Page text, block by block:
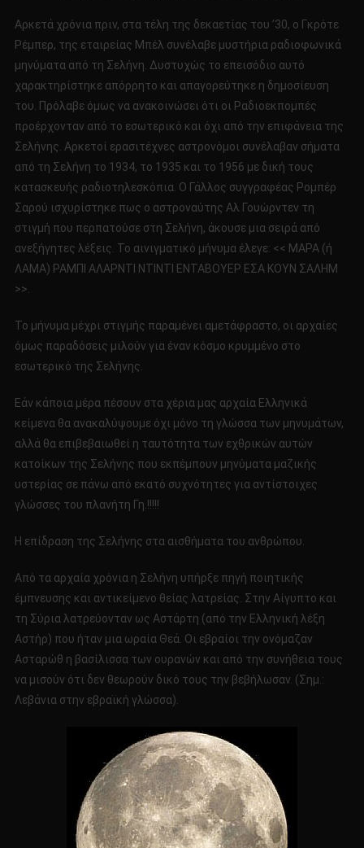
Αρκετά χρόνια πριν, στα τέλη της δεκαετίας του ’30, ο Γκρότε
Ρέμπερ, της εταιρείας Μπέλ συνέλαβε μυστήρια ραδιοφωνικά
μηνύματα από τη Σελήνη. Δυστυχώς το επεισόδιο αυτό
χαρακτηρίστηκε απόρρητο και απαγορεύτηκε η δημοσίευση
του. Πρόλαβε όμως να ανακοινώσει ότι οι Ραδιοεκπομπές
προέρχονταν από το εσωτερικό και όχι από την επιφάνεια της
Σελήνης. Αρκετοί ερασιτέχνες αστρονόμοι συνέλαβαν σήματα
από τη Σελήνη το 1934, το 1935 και το 1956 με δική τους
κατασκευής ραδιοτηλεσκόπια. Ο Γάλλος συγγραφέας Ρομπέρ
Σαρού ισχυρίστηκε πως ο αστροναύτης Αλ Γουώρντεν τη
στιγμή που περπατούσε στη Σελήνη, άκουσε μια σειρά από
ανεξήγητες λέξεις. Το αινιγματικό μήνυμα έλεγε: << ΜΑΡΑ (ή
ΛΑΜΑ) ΡΑΜΠΙ ΑΛΑΡΝΤΙ ΝΤΙΝΤΙ ΕΝΤΑΒΟΥΕΡ ΕΣΑ ΚΟΥΝ ΣΑΛΗΜ
>>.
Το μήνυμα μέχρι στιγμής παραμένει αμετάφραστο, οι αρχαίες
όμως παραδόσεις μιλούν για έναν κόσμο κρυμμένο στο
εσωτερικό της Σελήνης.
Εάν κάποια μέρα πέσουν στα χέρια μας αρχαία Ελληνικά
κείμενα θα ανακαλύψουμε όχι μόνο τη γλώσσα των μηνυμάτων,
αλλά θα επιβεβαιωθεί η ταυτότητα των εχθρικών αυτών
κατοίκων της Σελήνης που εκπέμπουν μηνύματα μαζικής
υστερίας σε πάνω από εκατό συχνότητες για αντίστοιχες
γλώσσες του πλανήτη Γη.!!!!!
Η επίδραση της Σελήνης στα αισθήματα του ανθρώπου.
Από τα αρχαία χρόνια η Σελήνη υπήρξε πηγή ποιητικής
έμπνευσης και αντικείμενο θείας λατρείας. Στην Αίγυπτο και
τη Σύρια λατρεύονταν ως Αστάρτη (από την Ελληνική λέξη
Αστήρ) που ήταν μια ωραία Θεά. Οι εβραίοι την ονόμαζαν
Ασταρώθ η βασίλισσα των ουρανών και από την συνήθεια τους
να μισούν ότι δεν θεωρούν δικό τους την βεβήλωσαν. (Σημ.:
Λεβάνια στην εβραϊκή γλώσσα).